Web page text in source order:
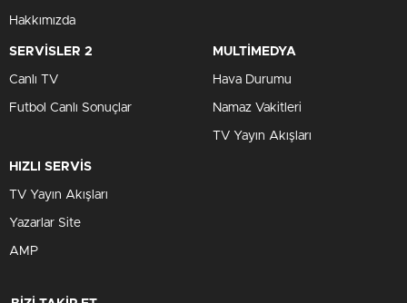
Hakkımızda
SERVİSLER 2
Canlı TV
Futbol Canlı Sonuçlar
MULTİMEDYA
Hava Durumu
Namaz Vakitleri
TV Yayın Akışları
HIZLI SERVİS
TV Yayın Akışları
Yazarlar Site
AMP